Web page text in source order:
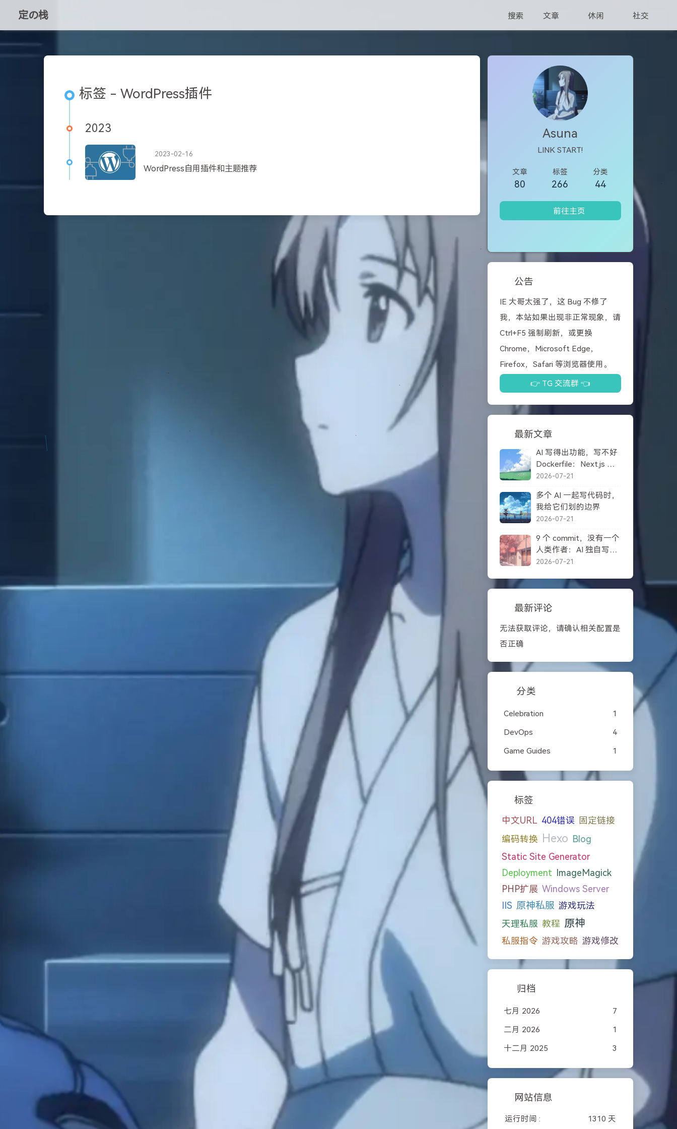
定の栈 搜索 文章 休闲 社交
标签 - WordPress插件
2023
2023-02-16
WordPress自用插件和主题推荐
Asuna
LINK START!
文章
80
标签
266
分类
44
前往主页
公告
IE 大哥太强了，这 Bug 不修了
我，本站如果出现非正常现象，请
Ctrl+F5 强制刷新，或更换
Chrome，Microsoft Edge，
Firefox，Safari 等浏览器使用。
👉 TG 交流群 👈
最新文章
AI 写得出功能，写不好
Dockerfile：Next.js 自
托管踩坑记录
2026-07-21
多个 AI 一起写代码时，
我给它们划的边界
2026-07-21
9 个 commit，没有一个
人类作者：AI 独自写完
一个项目之后
2026-07-21
最新评论
无法获取评论，请确认相关配置是
否正确
分类
Celebration 1
DevOps 4
Game Guides 1
标签
中文URL 404错误 固定链接
编码转换
Hexo Blog
Static Site Generator
Deployment
ImageMagick
PHP扩展 Windows Server
IIS 原神私服 游戏玩法
天理私服 教程 原神
私服指令 游戏攻略 游戏修改
归档
七月 2026 7
二月 2026 1
十二月 2025 3
网站信息
运行时间 : 1310 天